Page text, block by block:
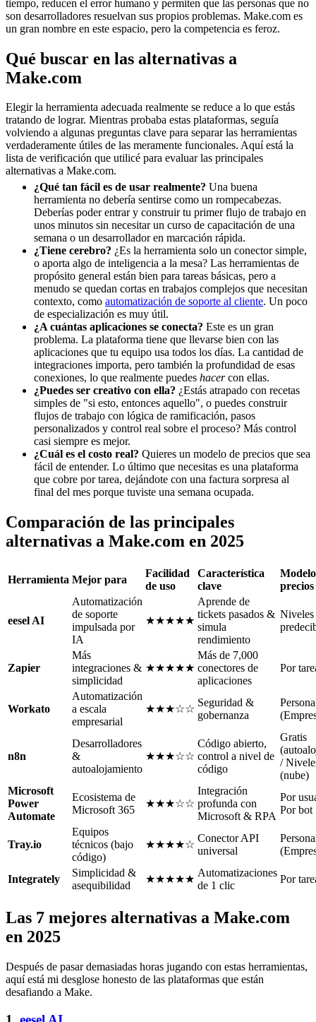
tiempo, reducen el error humano y permiten que las personas que no
son desarrolladores resuelvan sus propios problemas. Make.com es
un gran nombre en este espacio, pero la competencia es feroz.
Qué buscar en las alternativas a
Make.com
Elegir la herramienta adecuada realmente se reduce a lo que estás
tratando de lograr. Mientras probaba estas plataformas, seguía
volviendo a algunas preguntas clave para separar las herramientas
verdaderamente útiles de las meramente funcionales. Aquí está la
lista de verificación que utilicé para evaluar las principales
alternativas a Make.com.
¿Qué tan fácil es de usar realmente? Una buena
herramienta no debería sentirse como un rompecabezas.
Deberías poder entrar y construir tu primer flujo de trabajo en
unos minutos sin necesitar un curso de capacitación de una
semana o un desarrollador en marcación rápida.
¿Tiene cerebro? ¿Es la herramienta solo un conector simple,
o aporta algo de inteligencia a la mesa? Las herramientas de
propósito general están bien para tareas básicas, pero a
menudo se quedan cortas en trabajos complejos que necesitan
contexto, como automatización de soporte al cliente. Un poco
de especialización es muy útil.
¿A cuántas aplicaciones se conecta? Este es un gran
problema. La plataforma tiene que llevarse bien con las
aplicaciones que tu equipo usa todos los días. La cantidad de
integraciones importa, pero también la profundidad de esas
conexiones, lo que realmente puedes hacercon ellas.
¿Puedes ser creativo con ella? ¿Estás atrapado con recetas
simples de "si esto, entonces aquello", o puedes construir
flujos de trabajo con lógica de ramificación, pasos
personalizados y control real sobre el proceso? Más control
casi siempre es mejor.
¿Cuál es el costo real? Quieres un modelo de precios que sea
fácil de entender. Lo último que necesitas es una plataforma
que cobre por tarea, dejándote con una factura sorpresa al
final del mes porque tuviste una semana ocupada.
Comparación de las principales
alternativas a Make.com en 2025
Herramienta Mejor para
Facilidad
de uso
Característica
clave
precios
eesel AI
Automatización
de soporte
impulsada por
IA
★★★★★
Aprende de
tickets pasados &
simula
rendimiento
Niveles
Zapier
Más
integraciones &
simplicidad
★★★★★
Más de 7,000
conectores de
aplicaciones
Por
Workato
Automatización
a escala
empresarial
★★★☆☆
Seguridad &
gobernanza
n8n
Desarrolladores
&
autoalojamiento
★★★☆☆
Código abierto,
control a nivel de
código
Gratis
/
(nube)
Microsoft
Power
Automate
Ecosistema de
Microsoft 365
★★★☆☆
Integración
profunda con
Microsoft & RPA
Por
Por bot
Tray.io
Equipos
técnicos (bajo
código)
★★★★☆
Conector API
universal
Integrately
Simplicidad &
asequibilidad
★★★★★
Automatizaciones
de 1 clic
Por
Las 7 mejores alternativas a Make.com
en 2025
Después de pasar demasiadas horas jugando con estas herramientas,
aquí está mi desglose honesto de las plataformas que están
desafiando a Make.